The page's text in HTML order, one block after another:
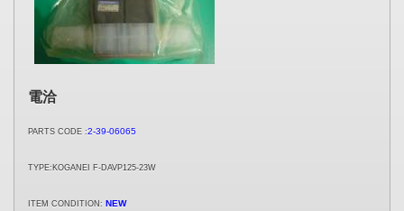
電洽
PARTS CODE :2-39-06065
TYPE:KOGANEI F-DAVP125-23W
ITEM CONDITION: NEW